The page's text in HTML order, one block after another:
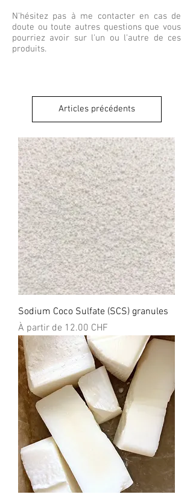
N'hésitez pas à me contacter en cas de
doute ou toute autres questions que vous
pourriez avoir sur l'un ou l'autre de ces
produits.
Articles précédents
Sodium Coco Sulfate (SCS) granules
À partir de 12.00 CHF
Prix promotionnel